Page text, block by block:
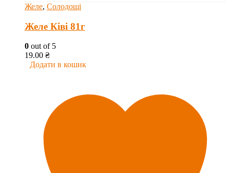
Желе, Солодощі
Желе Ківі 81г
0 out of 5
19.00 ₴
Додати в кошик